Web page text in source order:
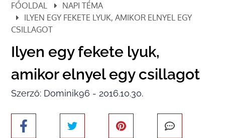
FŐOLDAL
NAPI TÉMA
ILYEN EGY FEKETE LYUK, AMIKOR ELNYEL EGY
CSILLAGOT
Ilyen egy fekete lyuk,
amikor elnyel egy csillagot
Szerző: Dominik96 - 2016.10.30.